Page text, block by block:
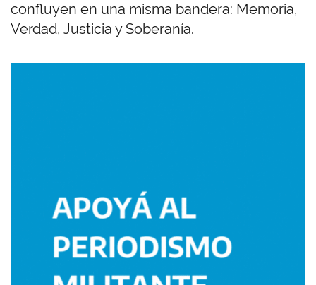
confluyen en una misma bandera: Memoria,
Verdad, Justicia y Soberanía.